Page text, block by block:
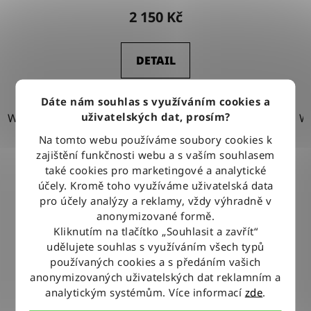
Dáte nám souhlas s využíváním cookies a
uživatelských dat, prosím?
Na tomto webu používáme soubory cookies k
zajištění funkčnosti webu a s vaším souhlasem
také cookies pro marketingové a analytické
účely. Kromě toho využíváme uživatelská data
pro účely analýzy a reklamy, vždy výhradně v
anonymizované formě.
Kliknutím na tlačítko „Souhlasit a zavřít“
udělujete souhlas s využíváním všech typů
používaných cookies a s předáním vašich
anonymizovaných uživatelských dat reklamním a
analytickým systémům. Více informací zde.
2 150 Kč
DETAIL
W30-L32 W30-L34 W31-L32 W33-L32